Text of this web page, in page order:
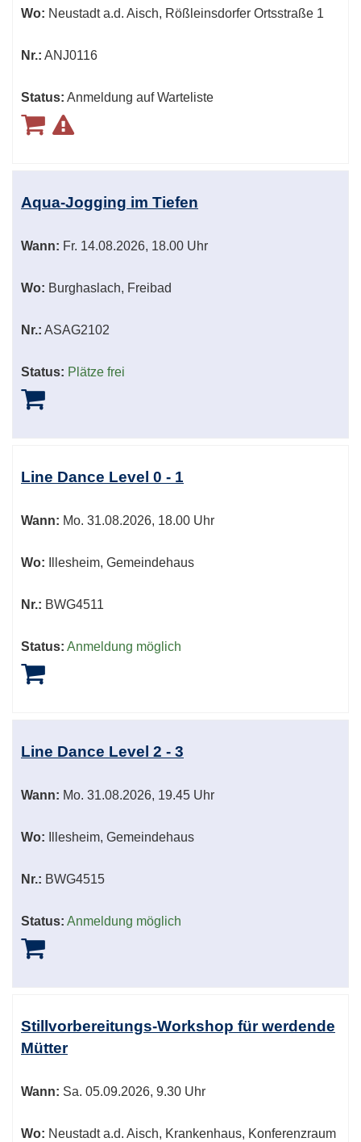
Wo: Neustadt a.d. Aisch, Rößleinsdorfer Ortsstraße 1
Nr.: ANJ0116
Status: Anmeldung auf Warteliste
Aqua-Jogging im Tiefen
Wann: Fr. 14.08.2026, 18.00 Uhr
Wo: Burghaslach, Freibad
Nr.: ASAG2102
Status: Plätze frei
Line Dance Level 0 - 1
Wann: Mo. 31.08.2026, 18.00 Uhr
Wo: Illesheim, Gemeindehaus
Nr.: BWG4511
Status: Anmeldung möglich
Line Dance Level 2 - 3
Wann: Mo. 31.08.2026, 19.45 Uhr
Wo: Illesheim, Gemeindehaus
Nr.: BWG4515
Status: Anmeldung möglich
Stillvorbereitungs-Workshop für werdende
Mütter
Wann: Sa. 05.09.2026, 9.30 Uhr
Wo: Neustadt a.d. Aisch, Krankenhaus, Konferenzraum